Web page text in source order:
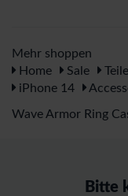
Mehr shoppen
Home
Sale Teile
iPhone 14
Wave Armor Ring
Bitte